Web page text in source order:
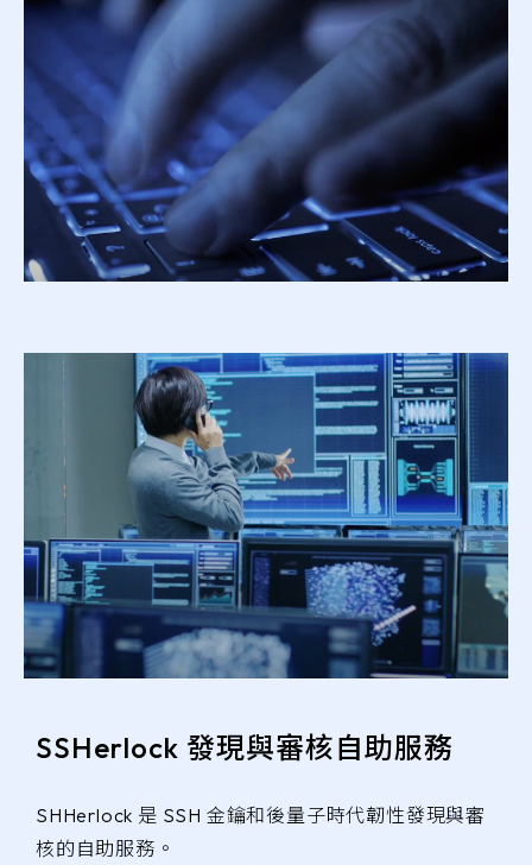
SSHerlock 發現與審核自助服務
SHHerlock 是 SSH 金鑰和後量子時代韌性發現與審
核的自助服務。